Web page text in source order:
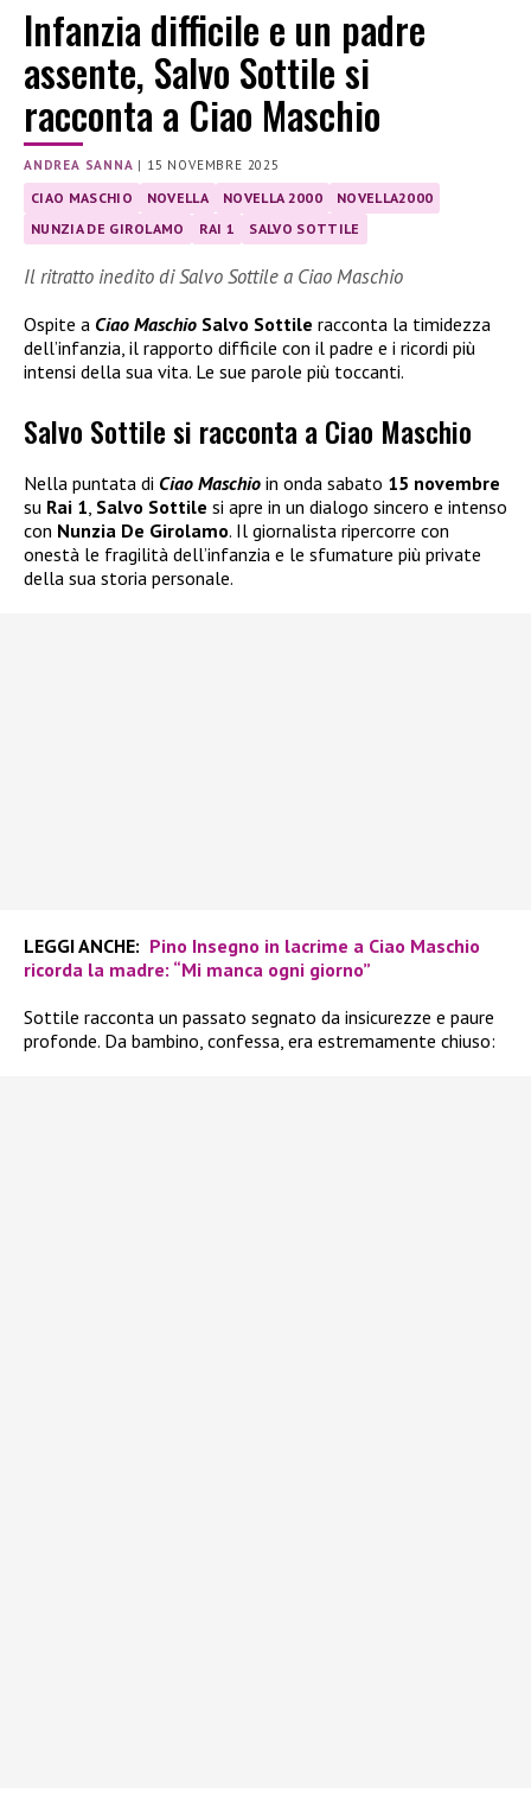
Infanzia difficile e un padre
assente, Salvo Sottile si
racconta a Ciao Maschio
ANDREA SANNA | 15 NOVEMBRE 2025
CIAO MASCHIO NOVELLA NOVELLA 2000
NOVELLA2000
NUNZIA DE GIROLAMO
RAI 1 SALVO SOTTILE
Il ritratto inedito di Salvo Sottile a Ciao Maschio
Ospite a Ciao Maschio Salvo Sottile racconta la timidezza
dell’infanzia, il rapporto difficile con il padre e i ricordi più
intensi della sua vita. Le sue parole più toccanti.
Salvo Sottile si racconta a Ciao Maschio
Nella puntata di Ciao Maschio in onda sabato 15 novembre
su Rai 1, Salvo Sottile si apre in un dialogo sincero e intenso
con Nunzia De Girolamo. Il giornalista ripercorre con
onestà le fragilità dell’infanzia e le sfumature più private
della sua storia personale.
LEGGI ANCHE: Pino Insegno in lacrime a Ciao Maschio
ricorda la madre: “Mi manca ogni giorno”
Sottile racconta un passato segnato da insicurezze e paure
profonde. Da bambino, confessa, era estremamente chiuso: